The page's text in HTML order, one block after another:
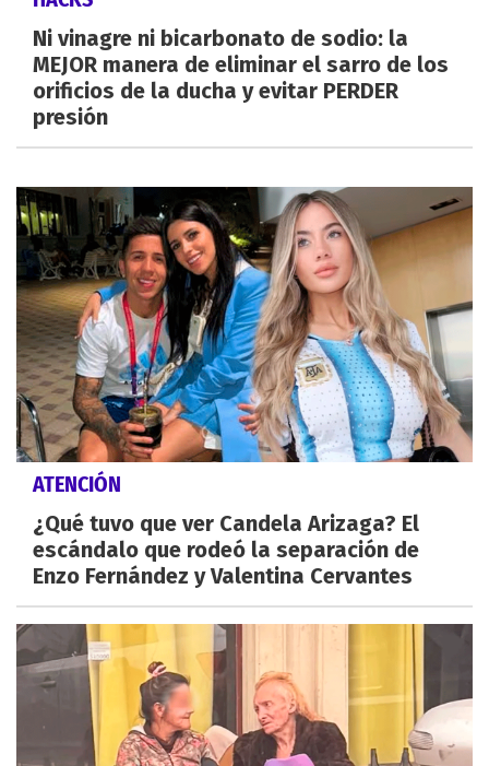
Ni vinagre ni bicarbonato de sodio: la
MEJOR manera de eliminar el sarro de los
orificios de la ducha y evitar PERDER
presión
ATENCIÓN
¿Qué tuvo que ver Candela Arizaga? El
escándalo que rodeó la separación de
Enzo Fernández y Valentina Cervantes